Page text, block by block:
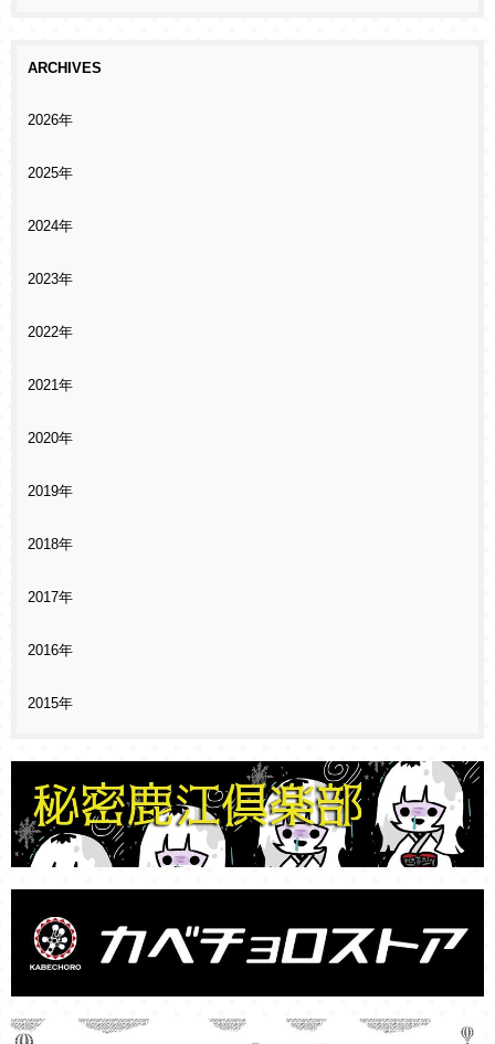
ARCHIVES
2026年
2025年
2024年
2023年
2022年
2021年
2020年
2019年
2018年
2017年
2016年
2015年